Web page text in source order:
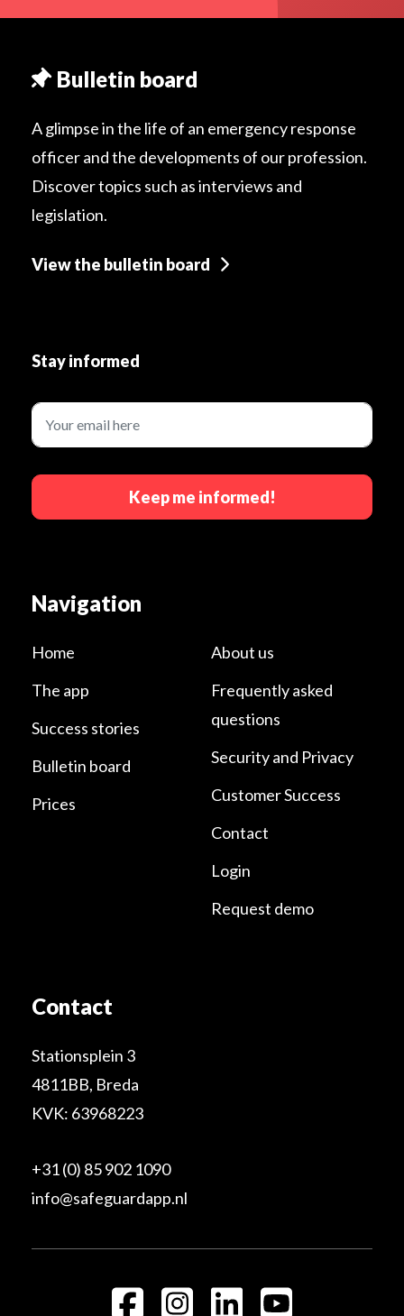
Navigation
Home
The app
Success stories
Bulletin board
Prices
About us
Frequently asked
questions
Security and Privacy
Customer Success
Contact
Login
Request demo
Contact
Stationsplein 3
4811BB, Breda
KVK: 63968223
+31 (0) 85 902 1090
info@safeguardapp.nl
Bulletin board
A glimpse in the life of an emergency response
officer and the developments of our profession.
Discover topics such as interviews and
legislation.
View the bulletin board
Stay informed
Keep me informed!